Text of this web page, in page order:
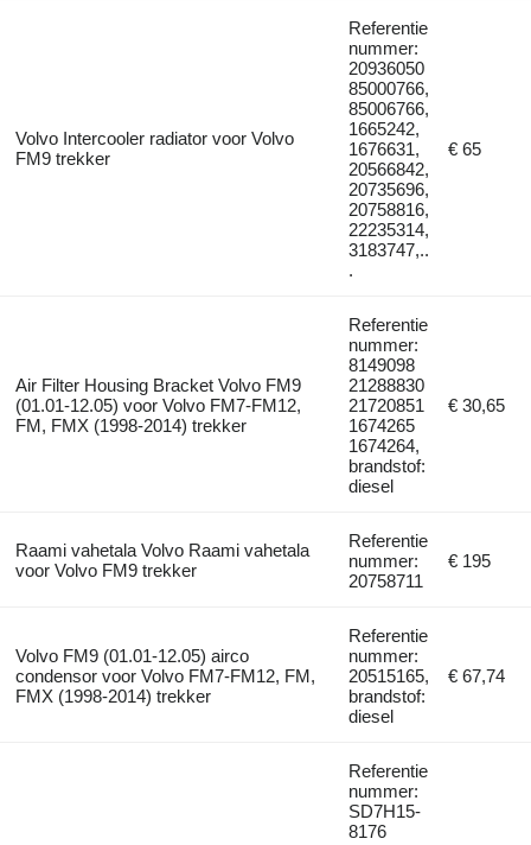
Volvo Intercooler radiator voor Volvo
FM9 trekker
Referentie
nummer:
20936050
85000766,
85006766,
1665242,
1676631,
20566842,
20735696,
20758816,
22235314,
3183747,..
.
€ 65
Air Filter Housing Bracket Volvo FM9
(01.01-12.05) voor Volvo FM7-FM12,
FM, FMX (1998-2014) trekker
Referentie
nummer:
8149098
21288830
21720851
1674265
1674264,
brandstof:
diesel
€ 30,65
Raami vahetala Volvo Raami vahetala
voor Volvo FM9 trekker
Referentie
nummer:
20758711
€ 195
Volvo FM9 (01.01-12.05) airco
condensor voor Volvo FM7-FM12, FM,
FMX (1998-2014) trekker
Referentie
nummer:
20515165,
brandstof:
diesel
€ 67,74
Referentie
nummer:
SD7H15-
8176